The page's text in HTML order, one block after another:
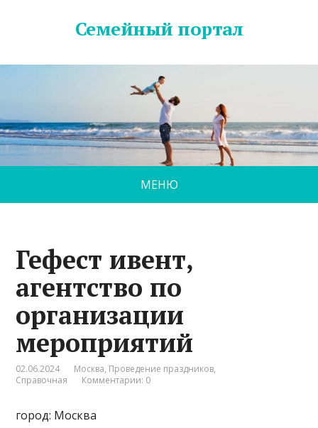
Семейный портал
МЕНЮ
Гефест ивент,
агентство по
организации
мероприятий
02.06.2024 Москва, Проведение праздников,
Справочная
Комментарии: 0
город: Москва